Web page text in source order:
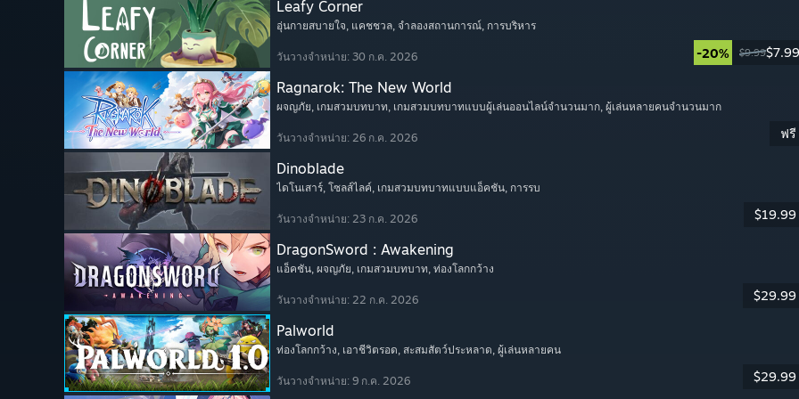
Leafy Corner
อุ่นกายสบายใจ, แคชชวล, จำลองสถานการณ์, การบริหาร
วันวางจำหน่าย: 30 ก.ค. 2026 -20% $9.99$7.99
Ragnarok: The New World
ผจญภัย, เกมสวมบทบาท, เกมสวมบทบาทแบบผู้เล่นออนไลน์จำนวนมาก, ผู้เล่นหลายคนจำนวนมาก
วันวางจำหน่าย: 26 ก.ค. 2026 ฟรี
Dinoblade
ไดโนเสาร์, โซลส์ไลค์, เกมสวมบทบาทแบบแอ็คชัน, การรบ
วันวางจำหน่าย: 23 ก.ค. 2026 $19.99
DragonSword : Awakening
แอ็คชัน, ผจญภัย, เกมสวมบทบาท, ท่องโลกกว้าง
วันวางจำหน่าย: 22 ก.ค. 2026 $29.99
Palworld
ท่องโลกกว้าง, เอาชีวิตรอด, สะสมสัตว์ประหลาด, ผู้เล่นหลายคน
วันวางจำหน่าย: 9 ก.ค. 2026 $29.99